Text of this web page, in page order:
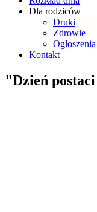
Dla rodziców
Druki
Zdrowie
Ogłoszenia
Kontakt
"Dzień